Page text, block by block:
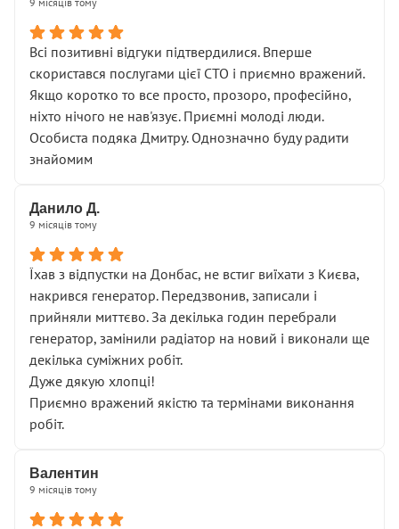
Всі позитивні відгуки підтвердилися. Вперше
скористався послугами цієї СТО і приємно вражений.
Якщо коротко то все просто, прозоро, професійно,
ніхто нічого не нав'язує. Приємні молоді люди.
Особиста подяка Дмитру. Однозначно буду радити
знайомим
Данило Д.
9 місяців тому
Їхав з відпустки на Донбас, не встиг виїхати з Києва,
накрився генератор. Передзвонив, записали і
прийняли миттєво. За декілька годин перебрали
генератор, замінили радіатор на новий і виконали ще
декілька суміжних робіт.
Дуже дякую хлопці!
Приємно вражений якістю та термінами виконання
робіт.
Валентин
9 місяців тому